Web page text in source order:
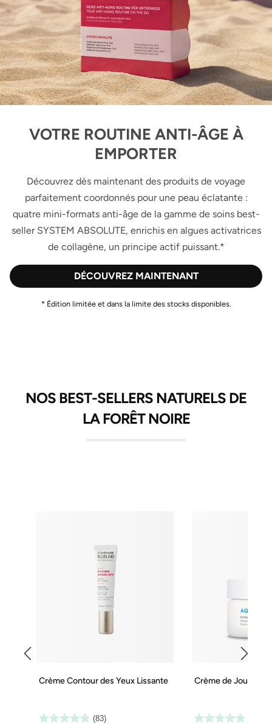
VOTRE ROUTINE ANTI-ÂGE À
EMPORTER
Découvrez dès maintenant des produits de voyage
parfaitement coordonnés pour une peau éclatante :
quatre mini-formats anti-âge de la gamme de soins best-
seller SYSTEM ABSOLUTE, enrichis en algues activatrices
de collagène, un principe actif puissant.*
DÉCOUVREZ MAINTENANT
* Èdition limitée et dans la limite des stocks disponibles.
NOS BEST-SELLERS NATURELS DE
LA FORÊT NOIRE
Crème Contour des Yeux Lissante
(83)
Crème de Jour